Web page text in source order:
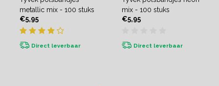
metallic mix - 100 stuks
€5,95
Direct leverbaar
mix - 100 stuks
€5,95
Direct leverbaar